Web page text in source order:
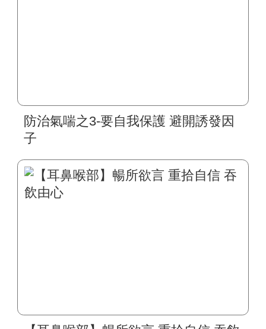
防治氣喘之3-要自我保護 避開誘發因
子